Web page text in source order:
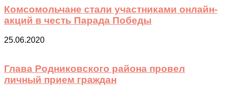
Комсомольчане стали участниками онлайн-
акций в честь Парада Победы
25.06.2020
Глава Родниковского района провел
личный прием граждан